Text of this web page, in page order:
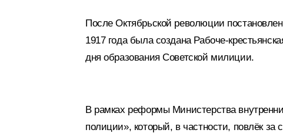
После Октябрьской революции
1917 года была создана Рабоче-
дня образования Советской милиции.
В рамках реформы Министерства
полиции», который, в частности, повлёк